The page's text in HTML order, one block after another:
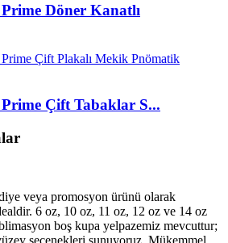
Döner Kanatlı
Çift Tabaklar S...
veya promosyon ürünü olarak
6 oz, 10 oz, 11 oz, 12 oz ve 14 oz
boş kupa yelpazemiz mevcuttur;
seçenekleri sunuyoruz. Mükemmel